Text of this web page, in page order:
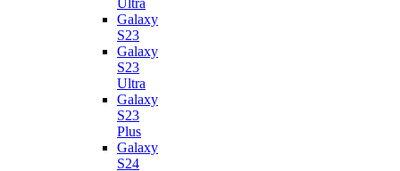
Ultra
Galaxy
S23
Galaxy
S23
Ultra
Galaxy
S23
Plus
Galaxy
S24